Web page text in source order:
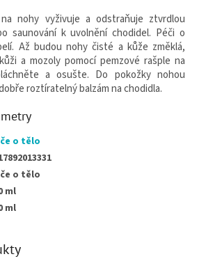
na nohy vyživuje a odstraňuje ztvrdlou
saunování k uvolnění chodidel. Péči o
Až budou nohy čisté a kůže změklá,
a mozoly pomocí pemzové rašple na
a osušte. Do pokožky nohou
roztíratelný balzám na chodidla.
o tělo
o tělo
ml
ml